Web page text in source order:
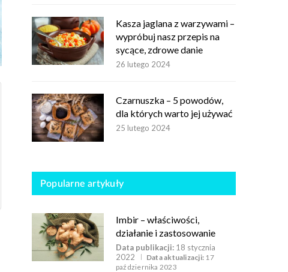
Kasza jaglana z warzywami –
wypróbuj nasz przepis na
sycące, zdrowe danie
26 lutego 2024
Czarnuszka – 5 powodów,
dla których warto jej używać
25 lutego 2024
Popularne artykuły
Imbir – właściwości,
działanie i zastosowanie
Data publikacji: 18 stycznia
2022
Data aktualizacji: 17
października 2023